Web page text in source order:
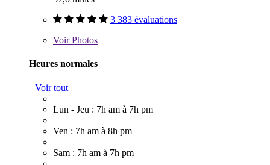
3 383 évaluations
VoirPhotos
Heures normales
Voir tout
Lun - Jeu : 7h am à 7h pm
Ven : 7h am à 8h pm
Sam : 7h am à 7h pm